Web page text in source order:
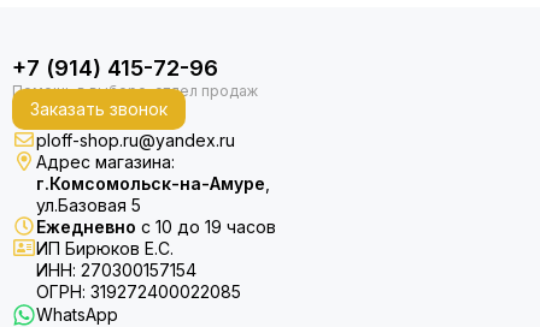
+7 (914) 415-72-96
Заказать звонок
ploff-shop.ru@yandex.ru
Адрес магазина:
г.Комсомольск-на-Амуре
ул.Базовая 5
Ежедневно с 10 до 19 часов
ИП Бирюков Е.С.
ИНН: 270300157154
ОГРН: 319272400022085
WhatsApp